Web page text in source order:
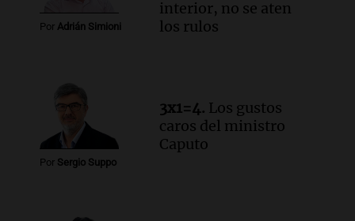
Audio.Altas Cumbres: rescataron a una
Episodios
Audio.
Chile planteó mejorar la
conectividad fronteriza, aérea y digital
con Jujuy
Panorama Federal
Por Adrián Simioni
interior, no se aten
los rulos
Por Sergio Suppo
3x1=4. Los gustos
caros del ministro
Caputo